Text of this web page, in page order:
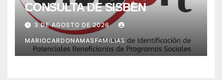
CONSULTA DE SISBEN
3 DE AGOSTO DE 2026
MARIOCARDONAMASFAMILIAS